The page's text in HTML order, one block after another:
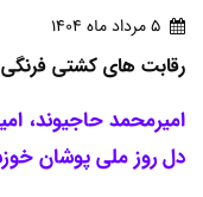
5 مرداد ماه 1404
رقابت های کشتی فرنگی
امیرمحمد حاجیوند،
دل روز ملی پوشان